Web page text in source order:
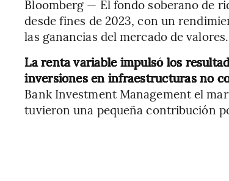
Bloomberg — El fondo soberano de
desde fines de 2023, con un
las ganancias del mercado de valores.
La renta variable impulsó los
inversiones en infraestructuras no
Bank Investment Management el
tuvieron una pequeña contribución